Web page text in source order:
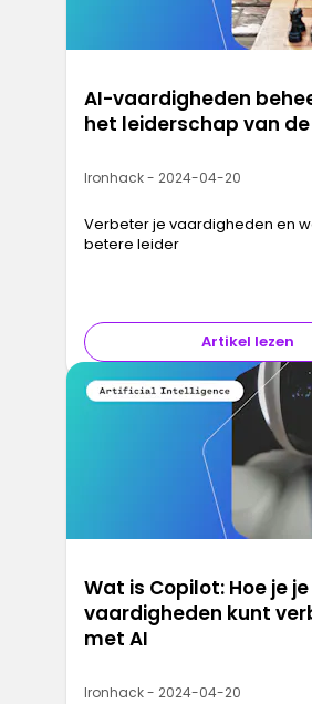
AI-vaardigheden
het leiderschap van
Ironhack - 2024-04-20
Verbeter je vaardigheden en
betere leider
Artikel lezen
Wat is Copilot: Hoe je je
vaardigheden kunt
met AI
Ironhack - 2024-04-20